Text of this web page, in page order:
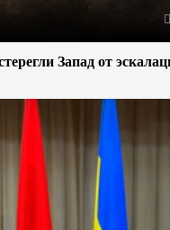
Запад от